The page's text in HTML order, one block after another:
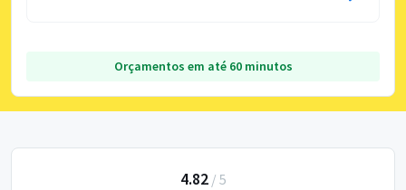
Orçamentos em até 60 minutos
4.82/ 5